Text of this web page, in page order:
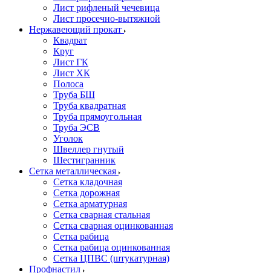
Лист рифленый чечевица
Лист просечно-вытяжной
Нержавеющий прокат
Квадрат
Круг
Лист ГК
Лист ХК
Полоса
Труба БШ
Труба квадратная
Труба прямоугольная
Труба ЭСВ
Уголок
Швеллер гнутый
Шестигранник
Сетка металлическая
Сетка кладочная
Сетка дорожная
Сетка арматурная
Сетка сварная стальная
Сетка сварная оцинкованная
Сетка рабица
Сетка рабица оцинкованная
Сетка ЦПВС (штукатурная)
Профнастил